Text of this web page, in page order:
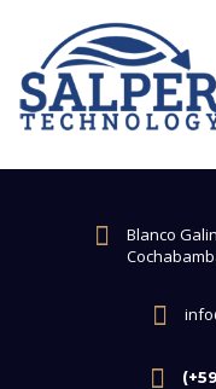
Blanco